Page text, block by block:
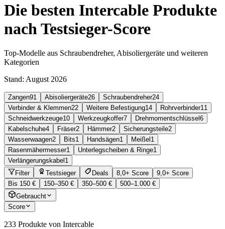
Die besten Intercable Produkte
nach Testsieger-Score
Top-Modelle aus Schraubendreher, Abisoliergeräte und weiteren
Kategorien
Stand: August 2026
Zangen91 Abisoliergeräte26 Schraubendreher24
Verbinder & Klemmen22 Weitere Befestigung14 Rohrverbinder11
Schneidwerkzeuge10 Werkzeugkoffer7 Drehmomentschlüssel 6
Kabelschuhe4 Fräser2 Hämmer2 Sicherungsteile2
Wasserwaagen2 Bits1 Handsägen1 Meißel 1
Rasenmähermesser1 Unterlegscheiben & Ringe1
Verlängerungskabel 1
Filter
Testsieger Deals 8,0+ Score
9,0+ Score
Bis 150 €
150–350 € 350–500 €
500–1.000 €
Gebraucht
Score
233 Produkte von Intercable